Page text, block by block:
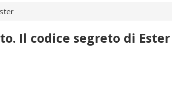
Il codice segreto di Ester